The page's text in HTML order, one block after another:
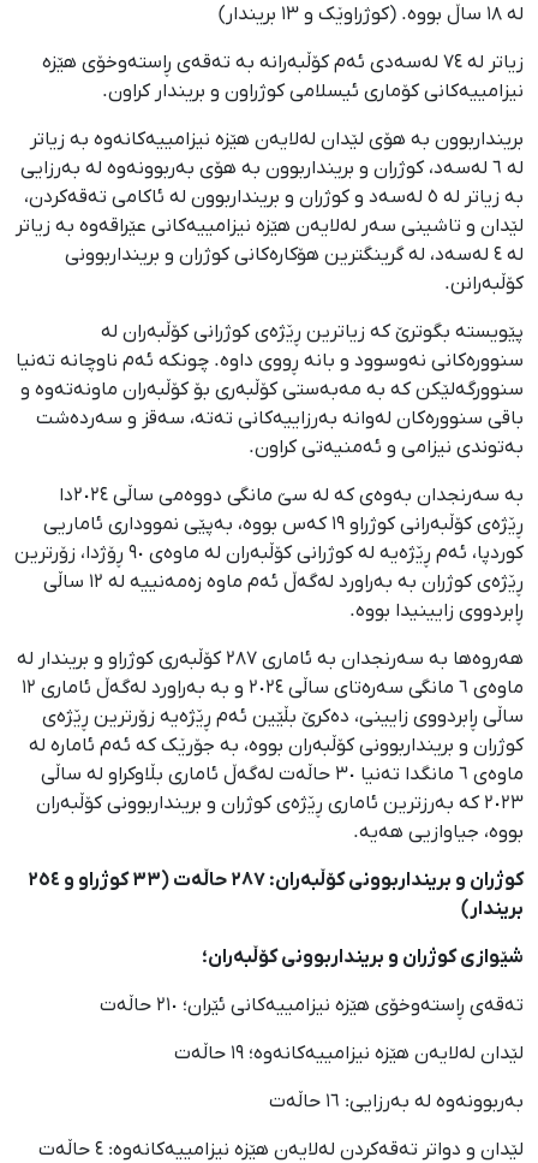
لە ١٨ ساڵ بووە. (کوژراوێک و ١٣ بریندار)
زیاتر لە ٧٤ لەسەدی ئەم کۆڵبەرانە بە تەقەی ڕاستەوخۆی هێزە
نیزامییەکانی کۆماری ئیسلامی کوژراون و بریندار کراون.
برینداربوون بە هۆی لێدان لەلایەن هێزە نیزامییەکانەوە بە زیاتر
لە ٦ لەسەد، کوژران و برینداربوون بە هۆی بەربوونەوە لە بەرزایی
بە زیاتر لە ٥ لەسەد و کوژران و برینداربوون لە ئاکامی تەقەکردن،
لێدان و تاشینی سەر لەلایەن هێزە نیزامییەکانی عێراقەوە بە زیاتر
لە ٤ لەسەد، لە گرینگترین هۆکارەکانی کوژران و برینداربوونی
کۆڵبەرانن.
پێویستە بگوترێ کە زیاترین ڕێژەی کوژرانی کۆڵبەران لە
سنوورەکانی نەوسوود و بانە ڕووی داوە. چونکە ئەم ناوچانە تەنیا
سنوورگەلێکن کە بە مەبەستی کۆڵبەری بۆ کۆڵبەران ماونەتەوە و
باقی سنوورەکان لەوانە بەرزاییەکانی تەتە، سەقز و سەردەشت
بەتوندی نیزامی و ئەمنیەتی کراون.
بە سەرنجدان بەوەی کە لە سێ مانگی دووەمی ساڵی ٢٠٢٤دا
ڕێژەی کۆڵبەرانی کوژراو ١٩ کەس بووە، بەپێی نمووداری ئاماریی
کوردپا، ئەم ڕێژەیە لە کوژرانی کۆڵبەران لە ماوەی ٩٠ ڕۆژدا، زۆرترین
ڕێژەی کوژران بە بەراورد لەگەڵ ئەم ماوە زەمەنییە لە ١٢ ساڵی
ڕابردووی زایینیدا بووە.
هەروەها بە سەرنجدان بە ئاماری ٢٨٧ کۆڵبەری کوژراو و بریندار لە
ماوەی ٦ مانگی سەرەتای ساڵی ٢٠٢٤ و بە بەراورد لەگەڵ ئاماری ١٢
ساڵی ڕابردووی زایینی، دەکرێ بڵێین ئەم ڕێژەیە زۆرترین ڕێژەی
کوژران و برینداربوونی کۆڵبەران بووە، بە جۆرێک کە ئەم ئامارە لە
ماوەی ٦ مانگدا تەنیا ٣٠ حاڵەت لەگەڵ ئاماری بڵاوکراو لە ساڵی
٢٠٢٣ کە بەرزترین ئاماری ڕێژەی کوژران و برینداربوونی کۆڵبەران
بووە، جیاوازیی هەیە.
کوژران و برینداربوونی کۆڵبەران: ٢٨٧ حاڵەت (٣٣ کوژراو و ٢٥٤
بریندار)
شێوازی کوژران و برینداربوونی کۆڵبەران؛
تەقەی ڕاستەوخۆی هێزە نیزامییەکانی ئێران؛ ٢١٠ حاڵەت
لێدان لەلایەن هێزە نیزامییەکانەوە؛ ١٩ حاڵەت
بەربوونەوە لە بەرزایی: ١٦ حاڵەت
لێدان و دواتر تەقەکردن لەلایەن هێزە نیزامییەکانەوە: ٤ حاڵەت